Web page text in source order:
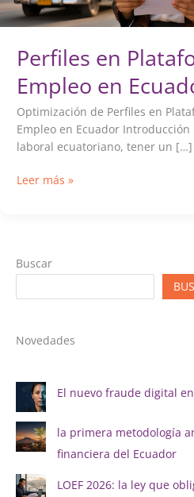
Perfiles en
Empleo en
Optimización de Perfiles en
Empleo en Ecuador
laboral ecuatoriano, tener un […]
Perfiles
en
Leer más »
Buscar
Novedades
El nuevo fraude digital
la primera metodología
financiera del Ecuador
LOEF 2026: la ley que